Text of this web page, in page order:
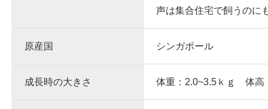
声は集合住宅で飼うのに
原産国 シンガポール
成長時の大きさ 体重：2.0~3.5ｋｇ 体高